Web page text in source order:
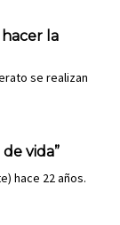
hacer la
se realizan
vida”
hace 22 años.